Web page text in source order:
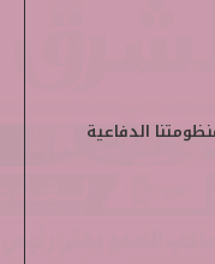
الدفاعية